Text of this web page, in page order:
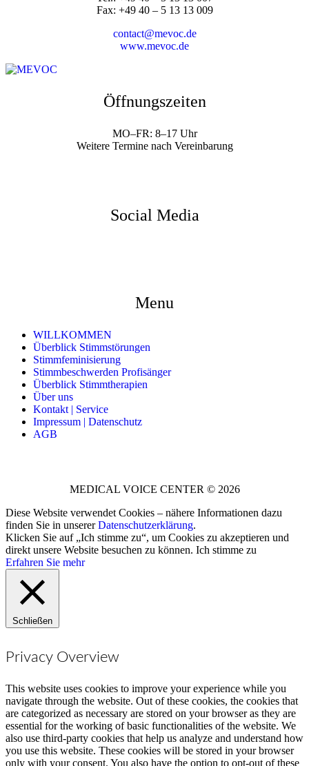
Fax: +49 40 – 5 13 13 009
contact@mevoc.de
www.mevoc.de
Öffnungszeiten
MO–FR: 8–17 Uhr
Weitere Termine nach Vereinbarung
Social Media
Menu
WILLKOMMEN
Überblick Stimmstörungen
Stimmfeminisierung
Stimmbeschwerden Profisänger
Überblick Stimmtherapien
Über uns
Kontakt | Service
Impressum | Datenschutz
AGB
MEDICAL VOICE CENTER © 2026
Diese Website verwendet Cookies – nähere Informationen dazu
finden Sie in unsererDatenschutzerklärung.
Klicken Sie auf „Ich stimme zu“, um Cookies zu akzeptieren und
direkt unsere Website besuchen zu können. Ich stimme zu
Erfahren Sie mehr
Schließen
Privacy Overview
This website uses cookies to improve your experience while you
navigate through the website. Out of these cookies, the cookies that
are categorized as necessary are stored on your browser as they are
essential for the working of basic functionalities of the website. We
also use third-party cookies that help us analyze and understand how
you use this website. These cookies will be stored in your browser
only with your consent. You also have the option to opt-out of these